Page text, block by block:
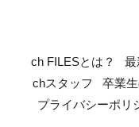
ch FILESとは？ 最
chスタッフ
卒業
プライバシーポリ